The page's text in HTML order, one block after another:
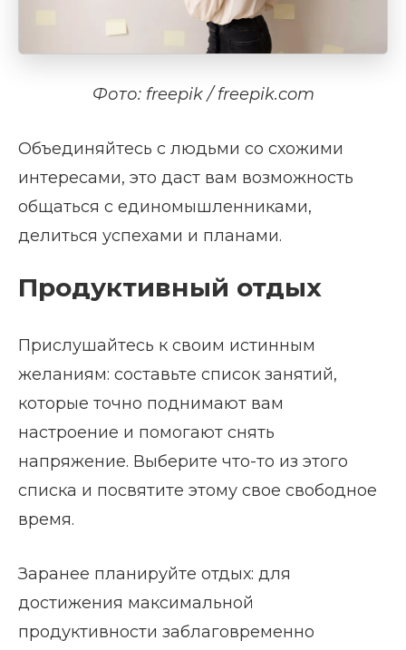
Фото: freepik / freepik.com
Объединяйтесь с людьми со схожими
интересами, это даст вам возможность
общаться с единомышленниками,
делиться успехами и планами.
Продуктивный отдых
Прислушайтесь к своим истинным
желаниям: составьте список занятий,
которые точно поднимают вам
настроение и помогают снять
напряжение. Выберите что-то из этого
списка и посвятите этому свое свободное
время.
Заранее планируйте отдых: для
достижения максимальной
продуктивности заблаговременно